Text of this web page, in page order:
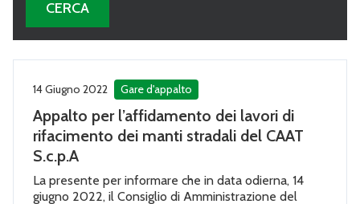
14 Giugno 2022 Gare d'appalto
Appalto per l’affidamento dei lavori di
rifacimento dei manti stradali del CAAT
S.c.p.A
La presente per informare che in data odierna, 14
giugno 2022, il Consiglio di Amministrazione del